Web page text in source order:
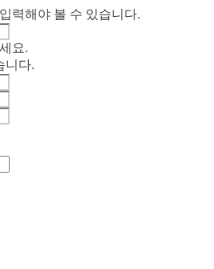
력해야 볼 수 있습니다.
요.
니다.